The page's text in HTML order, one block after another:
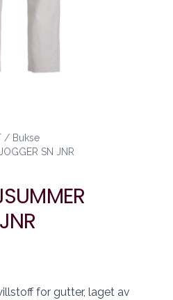
/ Bukse
SN JNR
for gutter, laget av